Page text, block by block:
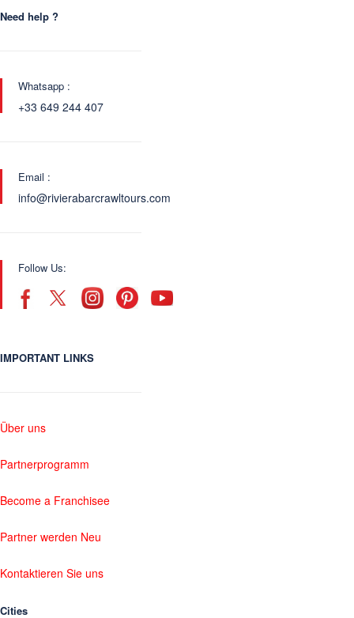
Need help ?
Whatsapp :
+33 649 244 407
Email :
info@rivierabarcrawltours.com
Follow Us:
IMPORTANT LINKS
Über uns
Partnerprogramm
Become a Franchisee
Partner werden Neu
Kontaktieren Sie uns
Cities